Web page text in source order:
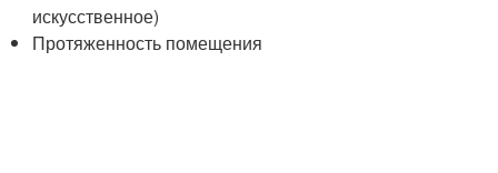
искусственное)
Протяженность помещения